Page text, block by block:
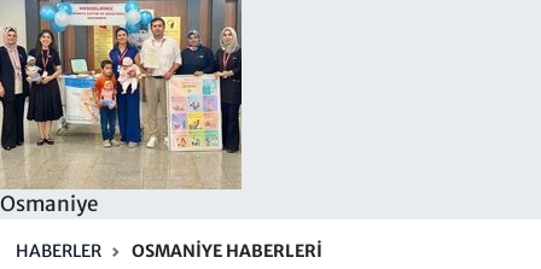
Osmaniye
HABERLER OSMANIYE HABERLERI
Süper Lig Puan Durumu ve Fikstür
Tüm Manşetler
Son Dakika Haberleri